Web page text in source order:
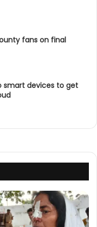
fans on final
smart devices to get